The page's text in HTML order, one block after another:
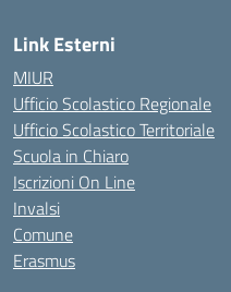
Link Esterni
MIUR
Ufficio Scolastico Regionale
Ufficio Scolastico Territoriale
Scuola in Chiaro
Iscrizioni On Line
Invalsi
Comune
Erasmus